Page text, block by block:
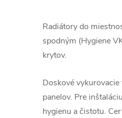
Radiátory do
spodným (Hygiene
krytov.
Doskové
panelov. Pre
hygienu a čistotu.